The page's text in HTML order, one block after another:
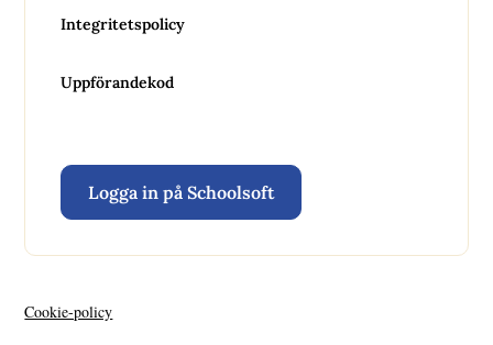
Integritetspolicy
Uppförandekod
Logga in på Schoolsoft
Cookie-policy